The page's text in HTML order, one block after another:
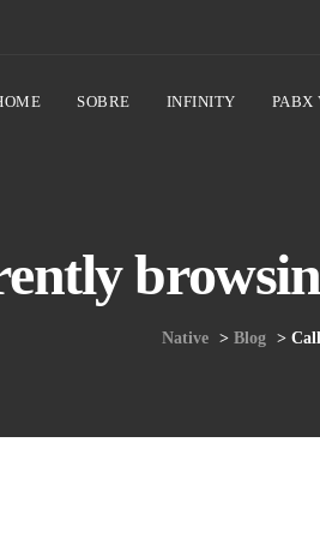
SOBRE INFINITY PABX
Native > Blog >